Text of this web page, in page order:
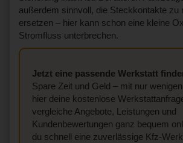
außerdem sinnvoll, die Steckkontakte zu
ersetzen – hier kann schon eine kleine
Stromfluss unterbrechen.
Jetzt eine passende Werkstatt
Spare Zeit und Geld – mit nur
hier deine kostenlose
vergleiche Angebote, Leistungen und
Kundenbewertungen ganz bequem
du schnell eine zuverlässige Kfz-